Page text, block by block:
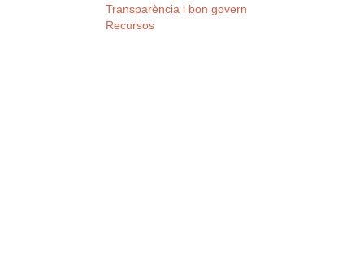
Transparència i bon govern
Recursos